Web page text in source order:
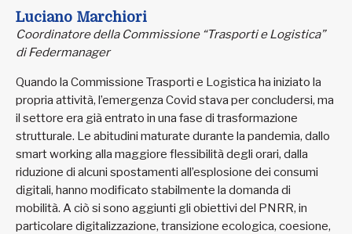
Luciano Marchiori
Coordinatore della Commissione “Trasporti e Logistica”
di Federmanager
Quando la Commissione Trasporti e Logistica ha iniziato la
propria attività, l’emergenza Covid stava per concludersi, ma
il settore era già entrato in una fase di trasformazione
strutturale. Le abitudini maturate durante la pandemia, dallo
smart working alla maggiore flessibilità degli orari, dalla
riduzione di alcuni spostamenti all’esplosione dei consumi
digitali, hanno modificato stabilmente la domanda di
mobilità. A ciò si sono aggiunti gli obiettivi del PNRR, in
particolare digitalizzazione, transizione ecologica, coesione,